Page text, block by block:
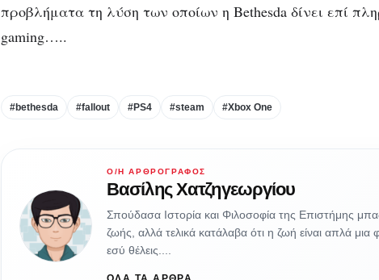
προβλήματα τη λύση των οποίων η Bethesda δίνει επί
gaming…..
#bethesda #fallout #PS4 #steam #Xbox One
Ο/Η ΑΡΘΡΟΓΡΆΦΟΣ
Βασίλης Χατζηγεωργίου
Σπούδασα Ιστορία και Φιλοσοφία της Επιστήμης
ζωής, αλλά τελικά κατάλαβα ότι η ζωή είναι απλά μια
εσύ θέλεις....